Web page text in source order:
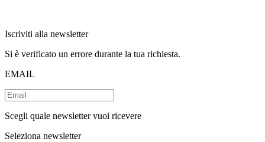
Iscriviti alla newsletter
Si è verificato un errore durante la tua richiesta.
EMAIL
Scegli quale newsletter vuoi ricevere
Seleziona newsletter